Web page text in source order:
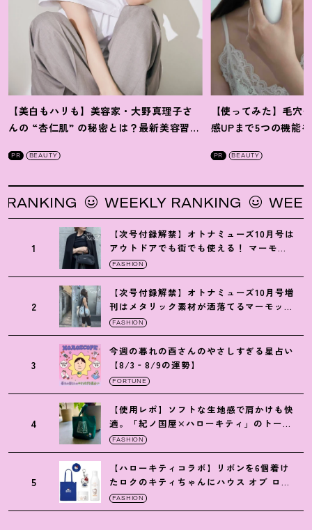
【美白もハリも】美容家・大野真理子さ
んの “杏仁肌” の秘密とは ？ 最新美容習慣
PR BEAUTY
【使ってみた】毛穴
感UPまで5つの機能
PR BEAUTY
WEEKLY RANKING WEEKLY
1
【次号付録解禁】オトナミューズ10月号は
アウトドアでも街でも使える ！ マーモッ
トの黒ショルダー
FASHION
2
【次号付録解禁】オトナミューズ10月号増
刊はメタリック素材が洒落てるマーモット
の保冷バッグ
FASHION
3
今週の暮れの酉さんのやさしすぎる星占い
【8/3‐8/9の運勢】
FORTUNE
4
【使用レポ】ソフトな生地感で肩かけも快
適。「紀ノ国屋×ハローキティ」のトート
がガシガシ使えて最高です
FASHION
5
【ハローキティコラボ】リボンを6個着け
たロクのキティちゃんにハウス オブ ロー
ゼの限定パケも
FASHION